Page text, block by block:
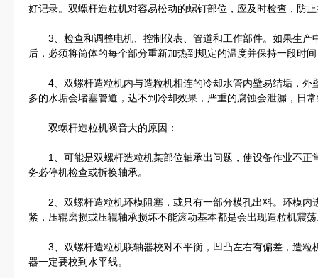
好记录。双螺杆造粒机对容易松动的螺钉部位，应及时检查，防
3、检查和调整电机、控制仪表、管道和工作部件。如果生产
后，必须将筒体的每个部分重新加热到规定的温度并保持一段时
4、双螺杆造粒机内与造粒机相连的冷却水管内壁易结垢，外
多的水垢会堵塞管道，达不到冷却效果，严重的腐蚀会泄漏，日
双螺杆造粒机噪音大的原因：
1、可能是双螺杆造粒机某部位轴承出问题，使设备作业不正
务必停机检查或拆换轴承。
2、双螺杆造粒机环模阻塞，或只有一部分模孔出料。环模内
紧，压辊磨损或压辊轴承损坏不能滚动基本都是会出现造粒机震
3、双螺杆造粒机联轴器校对不平衡，凹凸左右有偏差，造粒
器一定要校到水平线。